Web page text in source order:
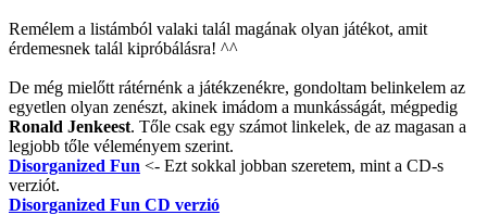
Remélem a listámból valaki talál magának olyan játékot, amit
érdemesnek talál kipróbálásra! ^^
De még mielőtt rátérnénk a játékzenékre, gondoltam belinkelem az
egyetlen olyan zenészt, akinek imádom a munkásságát, mégpedig
Ronald Jenkeest. Tőle csak egy számot linkelek, de az magasan a
legjobb tőle véleményem szerint.
Disorganized Fun <- Ezt sokkal jobban szeretem, mint a CD-s
verziót.
Disorganized Fun CD verzió